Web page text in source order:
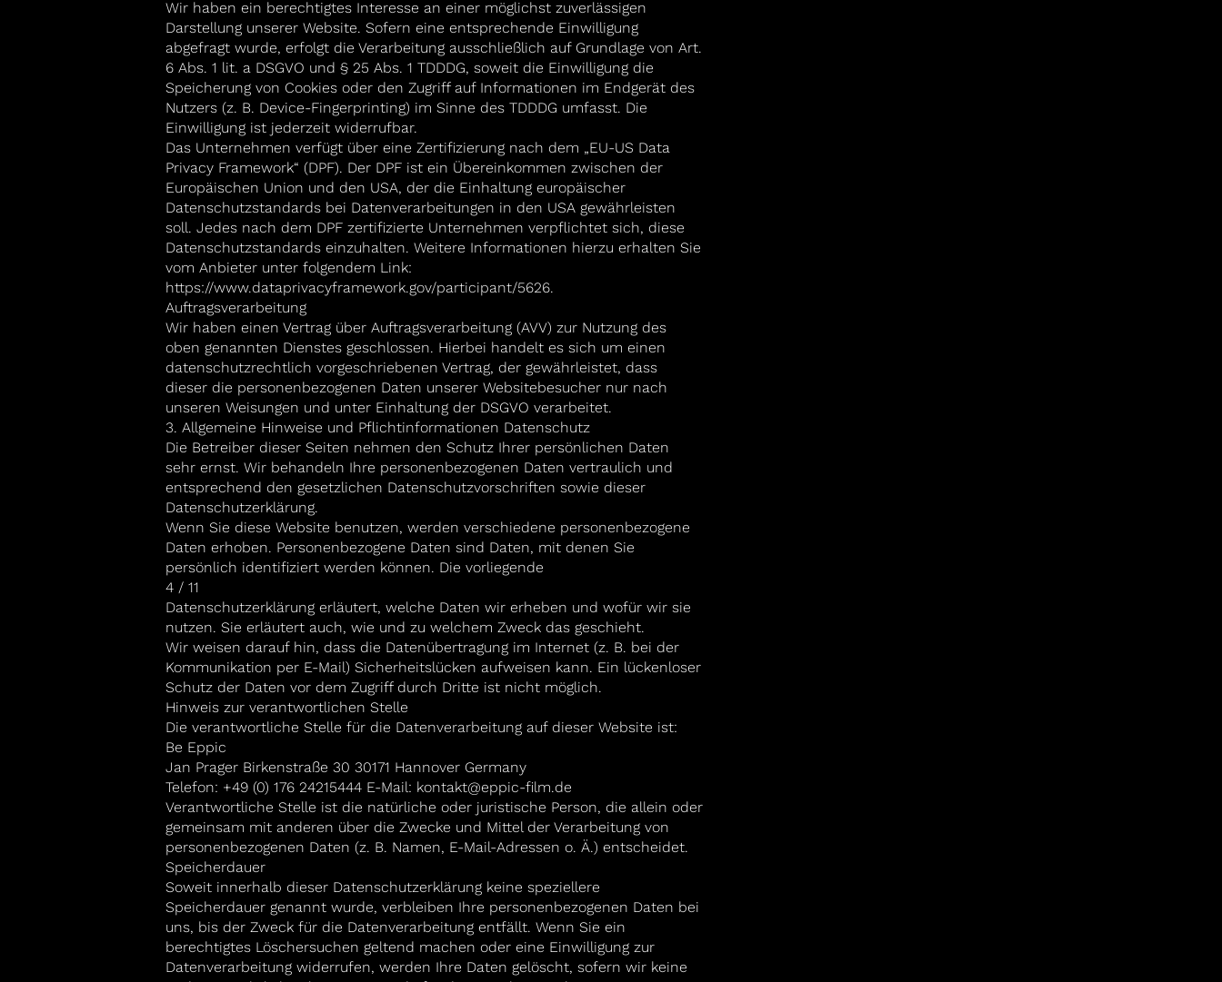
Wir haben ein berechtigtes Interesse an einer möglichst zuverlässigen
Darstellung unserer Website. Sofern eine entsprechende Einwilligung
abgefragt wurde, erfolgt die Verarbeitung ausschließlich auf Grundlage von Art.
6 Abs. 1 lit. a DSGVO und § 25 Abs. 1 TDDDG, soweit die Einwilligung die
Speicherung von Cookies oder den Zugriff auf Informationen im Endgerät des
Nutzers (z. B. Device-Fingerprinting) im Sinne des TDDDG umfasst. Die
Einwilligung ist jederzeit widerrufbar.
Das Unternehmen verfügt über eine Zertifizierung nach dem „EU-US Data
Privacy Framework“ (DPF). Der DPF ist ein Übereinkommen zwischen der
Europäischen Union und den USA, der die Einhaltung europäischer
Datenschutzstandards bei Datenverarbeitungen in den USA gewährleisten
soll. Jedes nach dem DPF zertifizierte Unternehmen verpflichtet sich, diese
Datenschutzstandards einzuhalten. Weitere Informationen hierzu erhalten Sie
vom Anbieter unter folgendem Link:
https://www.dataprivacyframework.gov/participant/5626.
Auftragsverarbeitung
Wir haben einen Vertrag über Auftragsverarbeitung (AVV) zur Nutzung des
oben genannten Dienstes geschlossen. Hierbei handelt es sich um einen
datenschutzrechtlich vorgeschriebenen Vertrag, der gewährleistet, dass
dieser die personenbezogenen Daten unserer Websitebesucher nur nach
unseren Weisungen und unter Einhaltung der DSGVO verarbeitet.
3. Allgemeine Hinweise und Pflichtinformationen Datenschutz
Die Betreiber dieser Seiten nehmen den Schutz Ihrer persönlichen Daten
sehr ernst. Wir behandeln Ihre personenbezogenen Daten vertraulich und
entsprechend den gesetzlichen Datenschutzvorschriften sowie dieser
Datenschutzerklärung.
Wenn Sie diese Website benutzen, werden verschiedene personenbezogene
Daten erhoben. Personenbezogene Daten sind Daten, mit denen Sie
persönlich identifiziert werden können. Die vorliegende
4 / 11
Datenschutzerklärung erläutert, welche Daten wir erheben und wofür wir sie
nutzen. Sie erläutert auch, wie und zu welchem Zweck das geschieht.
Wir weisen darauf hin, dass die Datenübertragung im Internet (z. B. bei der
Kommunikation per E-Mail) Sicherheitslücken aufweisen kann. Ein lückenloser
Schutz der Daten vor dem Zugriff durch Dritte ist nicht möglich.
Hinweis zur verantwortlichen Stelle
Die verantwortliche Stelle für die Datenverarbeitung auf dieser Website ist:
Be Eppic
Jan Prager Birkenstraße 30 30171 Hannover Germany
Telefon: +49 (0) 176 24215444 E-Mail: kontakt@eppic-film.de
Verantwortliche Stelle ist die natürliche oder juristische Person, die allein oder
gemeinsam mit anderen über die Zwecke und Mittel der Verarbeitung von
personenbezogenen Daten (z. B. Namen, E-Mail-Adressen o. Ä.) entscheidet.
Speicherdauer
Soweit innerhalb dieser Datenschutzerklärung keine speziellere
Speicherdauer genannt wurde, verbleiben Ihre personenbezogenen Daten bei
uns, bis der Zweck für die Datenverarbeitung entfällt. Wenn Sie ein
berechtigtes Löschersuchen geltend machen oder eine Einwilligung zur
Datenverarbeitung widerrufen, werden Ihre Daten gelöscht, sofern wir keine